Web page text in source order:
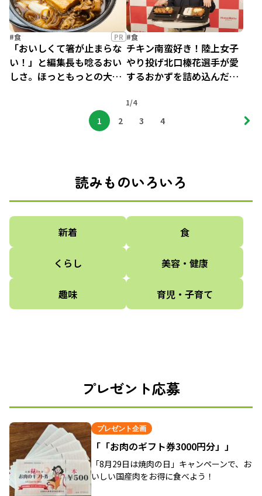
PR
#食
「おいしくて箸が止まらな
い！」と編集長も唸るおい
しさ。ほっともっとの大人
#食
チキン南蛮好き！陸上女子
やり投げ北口榛花選手が愛
するおかずを詰め込んだ
っとから爆誕
1/4
1 2 3 4
読みものいろいろ
新着 食
くらし 美容・健康
趣味 育児・子育て
プレゼント応募
プレゼント企画
「「お肉のギフト券3000円分」」
「8月29日は焼肉の日」キャンペーンで、お
いしい国産肉をお得に食べよう！